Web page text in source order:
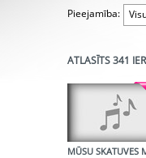
Pieejamība:
ATLASĪTS 341